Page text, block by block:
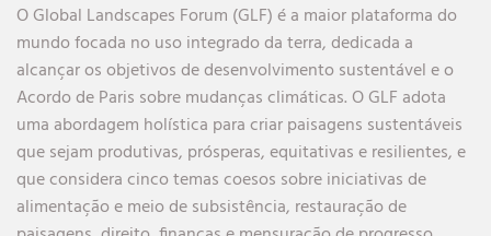
O Global Landscapes Forum (GLF) é a maior plataforma do
mundo focada no uso integrado da terra, dedicada a
alcançar os objetivos de desenvolvimento sustentável e o
Acordo de Paris sobre mudanças climáticas. O GLF adota
uma abordagem holística para criar paisagens sustentáveis
que sejam produtivas, prósperas, equitativas e resilientes, e
que considera cinco temas coesos sobre iniciativas de
alimentação e meio de subsistência, restauração de